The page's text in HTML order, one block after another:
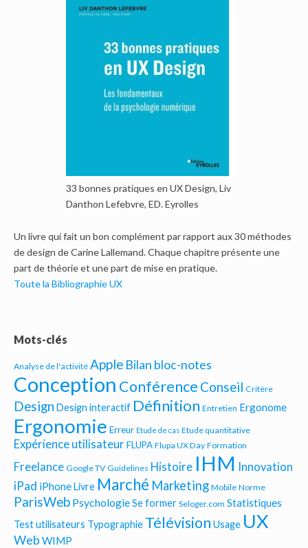
33 bonnes pratiques en UX Design, Liv
Danthon Lefebvre, ED. Eyrolles
Un livre qui fait un bon complément par rapport aux 30 méthodes
de design de Carine Lallemand. Chaque chapitre présente une
part de théorie et une part de mise en pratique.
Toute la Bibliographie UX
Mots-clés
Analyse de l'activité Apple Bilan bloc-notes
Conception Conférence Conseil Critère
Design Design interactif Définition Entretien Ergonome
Ergonomie Erreur Etude de cas Etude quantitative
Expérience utilisateur FLUPA Flupa UX Day Formation
Freelance Google TV Guidelines Histoire IHM Innovation
iPad iPhoneLivre Marché Marketing Mobile Norme
ParisWeb PsychologieSe former Seloger.com Statistiques
Test utilisateurs Typographie Télévision Usage UX
Web WIMP